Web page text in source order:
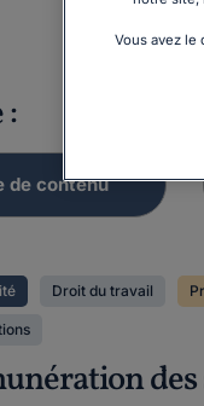
:
Droit du travail
Vous avez le